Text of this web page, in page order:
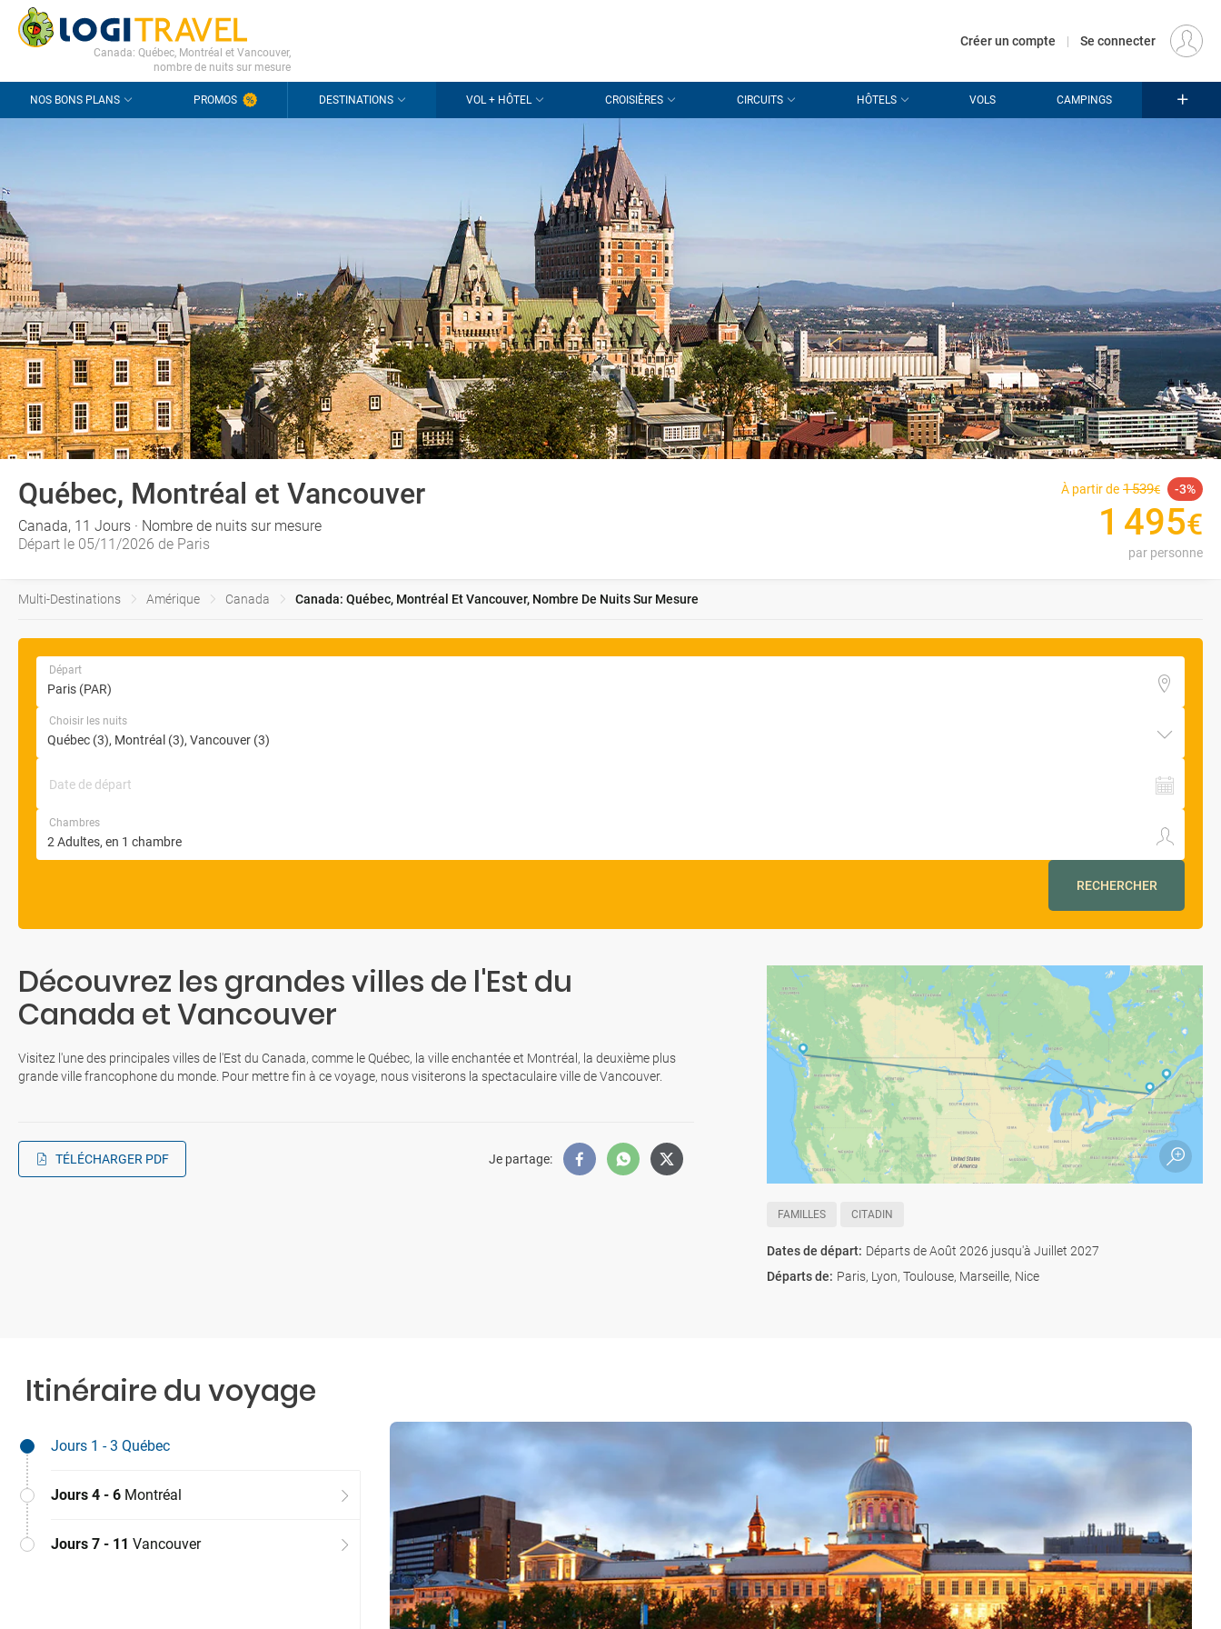
CONTACT QUESTIONS FRÉQUENTES
Canada: Québec, Montréal et Vancouver,
nombre de nuits sur mesure
Créer un compte | Se connecter
NOS BONS PLANS PROMOS DESTINATIONS VOL + HÔTEL CROISIÈRES CIRCUITS HÔTELS VOLS CAMPINGS
Québec, Montréal et Vancouver
Canada, 11 Jours · Nombre de nuits sur mesure
Départ le 05/11/2026 de Paris
À partir de 1539€ 3
1 495€
par personne
Multi-Destinations Amérique Canada Canada: Québec, Montréal Et Vancouver, Nombre De Nuits Sur Mesure
Départ
Choisir les nuits
Date de départ
Chambres
RECHERCHER
Découvrez les grandes villes de l'Est du
Canada et Vancouver
Visitez l'une des principales villes de l'Est du Canada, comme le Québec, la ville enchantée et Montréal, la deuxième plus
grande ville francophone du monde. Pour mettre fin à ce voyage, nous visiterons la spectaculaire ville de Vancouver.
TÉLÉCHARGER PDF Je partage:
FAMILLES CITADIN
Dates de départ: Départs de Août 2026 jusqu'à Juillet 2027
Départs de: Paris, Lyon, Toulouse, Marseille, Nice
Itinéraire du voyage
Jours 1 - 3 Québec
Jours 4 - 6 Montréal
Jours 7 - 11 Vancouver